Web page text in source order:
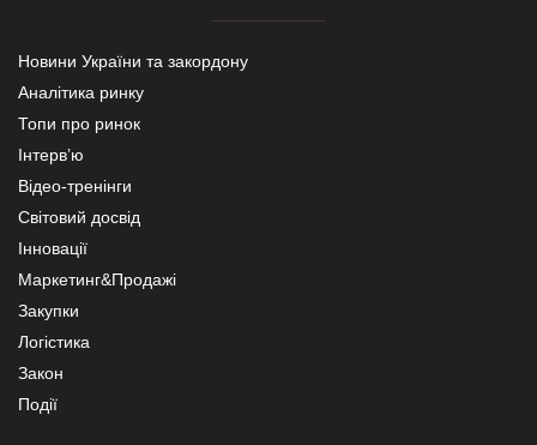
Новини України та закордону
Аналітика ринку
Топи про ринок
Інтерв’ю
Відео-тренінги
Світовий досвід
Інновації
Маркетинг&Продажі
Закупки
Логістика
Закон
Події